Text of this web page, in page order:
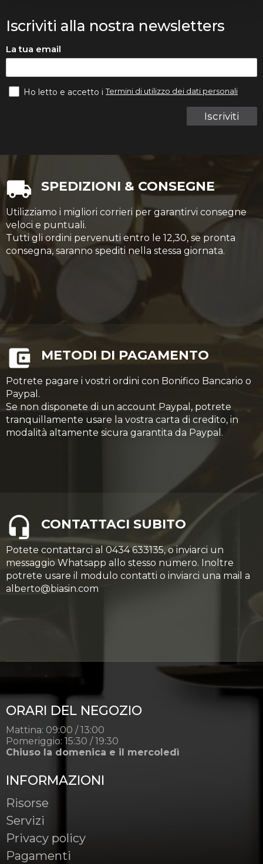
Iscriviti alla nostra newsletters
La tua email
Iscriviti
Ho letto e accetto iTermini di utilizzo dei dati personali
SPEDIZIONI & CONSEGNE
Utilizziamo i migliori corrieri per garantirvi consegne
veloci e puntuali.
Tutti gli ordini pervenuti entro le 12,30, se pronta
consegna, saranno spediti nella stessa giornata.
METODI DI PAGAMENTO
Potrete pagare i vostri ordini con Bonifico Bancario o
Paypal.
Se non disponete di un account Paypal, potrete
tranquillamente usare la vostra carta di credito, in
modalità altamente sicura garantita da Paypal.
CONTATTACI SUBITO
Potete contattarci al 0434 633135, o inviarci un
messaggio Whatsapp allo stesso numero. Inoltre
potrete usare il modulo contatti o inviarci una mail a
alberto@biasin.com
ORARI DEL NEGOZIO
Mattina: 09:00 / 13:00
Pomeriggio: 15:30 / 19:30
Chiuso la domenica e il mercoledì
INFORMAZIONI
Risorse
Servizi
Privacy policy
Pagamenti